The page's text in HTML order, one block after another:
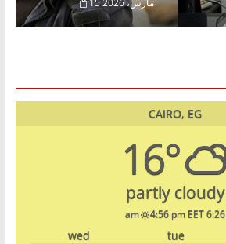
CAIRO, EG
16°
partly cloudy
6:26 am
4:56 pm EET
tue
wed